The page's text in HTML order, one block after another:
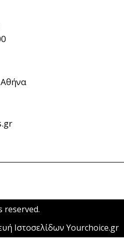
Αθήνα
Ιστοσελίδων Yourchoice.gr